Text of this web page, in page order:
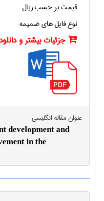
قیمت بر حسب ریال
نوع فایل های ضمیمه
جزئیات بیشتر و
عنوان مقاله انگليسی
development and
in the